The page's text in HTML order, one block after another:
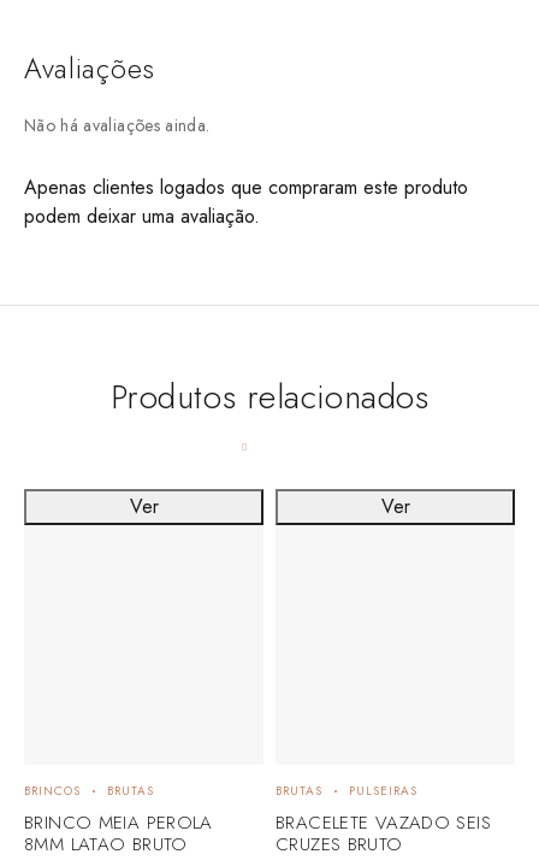
Avaliações
Não há avaliações ainda.
Apenas clientes logados que compraram este produto
podem deixar uma avaliação.
Produtos relacionados
BRINCOS BRUTAS
BRINCO MEIA PEROLA
8MM LATAO BRUTO
Ver
BRUTAS PULSEIRAS
BRACELETE VAZADO SEIS
CRUZES BRUTO
Ver